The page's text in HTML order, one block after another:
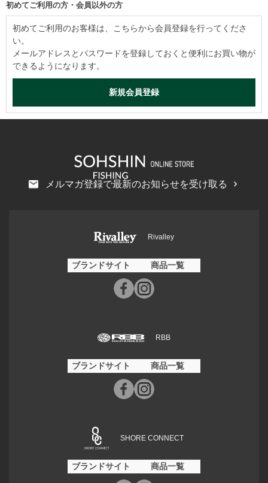
初めてご利用の方・会員以外の方
初めてご利用のお客様は、こちらから会員登録を行ってくださ
い。
メールアドレスとパスワードを登録しておくと便利にお買い物が
できるようになります。
メルマガ登録で最新のお知らせを受け取る
Rivalley
ブランドサイト 商品一覧
RBB
ブランドサイト 商品一覧
SHORE CONNECT
ブランドサイト 商品一覧